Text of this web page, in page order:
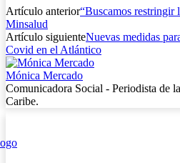
Artículo anterior“Buscamos restringir
Minsalud
Artículo siguienteNuevas medidas
Covid en el Atlántico
Mónica Mercado
Comunicadora Social - Periodista de
Caribe.